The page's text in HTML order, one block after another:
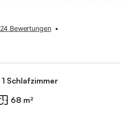
24 Bewertungen •
1 Schlafzimmer
68 m²